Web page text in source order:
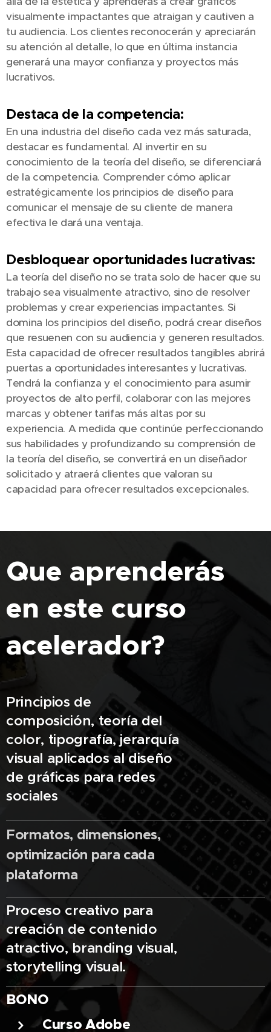
visualmente impactantes que atraigan y cautiven a
tu audiencia. Los clientes reconocerán y apreciarán
su atención al detalle, lo que en última instancia
generará una mayor confianza y proyectos más
lucrativos.
Destaca de la competencia:
En una industria del diseño cada vez más saturada,
destacar es fundamental. Al invertir en su
conocimiento de la teoría del diseño, se diferenciará
de la competencia. Comprender cómo aplicar
estratégicamente los principios de diseño para
comunicar el mensaje de su cliente de manera
efectiva le dará una ventaja.
Desbloquear oportunidades lucrativas:
La teoría del diseño no se trata solo de hacer que su
trabajo sea visualmente atractivo, sino de resolver
problemas y crear experiencias impactantes. Si
domina los principios del diseño, podrá crear diseños
que resuenen con su audiencia y generen resultados.
Esta capacidad de ofrecer resultados tangibles abrirá
puertas a oportunidades interesantes y lucrativas.
Tendrá la confianza y el conocimiento para asumir
proyectos de alto perfil, colaborar con las mejores
marcas y obtener tarifas más altas por su
experiencia. A medida que continúe perfeccionando
sus habilidades y profundizando su comprensión de
la teoría del diseño, se convertirá en un diseñador
solicitado y atraerá clientes que valoran su
capacidad para ofrecer resultados excepcionales.
Que aprenderás
en este curso
acelerador?
Principios de
composición, teoría del
color, tipografía, jerarquía
visual aplicados al diseño
de gráficas para redes
sociales
Formatos, dimensiones,
optimización para cada
plataforma
Proceso creativo para
creación de contenido
atractivo, branding visual,
storytelling visual.
BONO
Curso Adobe